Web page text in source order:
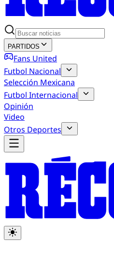
PARTIDOS
Fans United
Futbol Nacional
Selección Mexicana
Futbol Internacional
Opinión
Video
Otros Deportes